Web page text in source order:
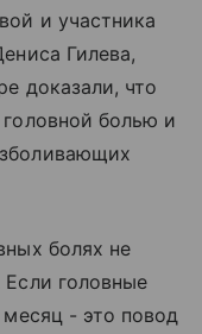
и участника
Гилева,
доказали, что
болью и
болях не
головные
- это повод